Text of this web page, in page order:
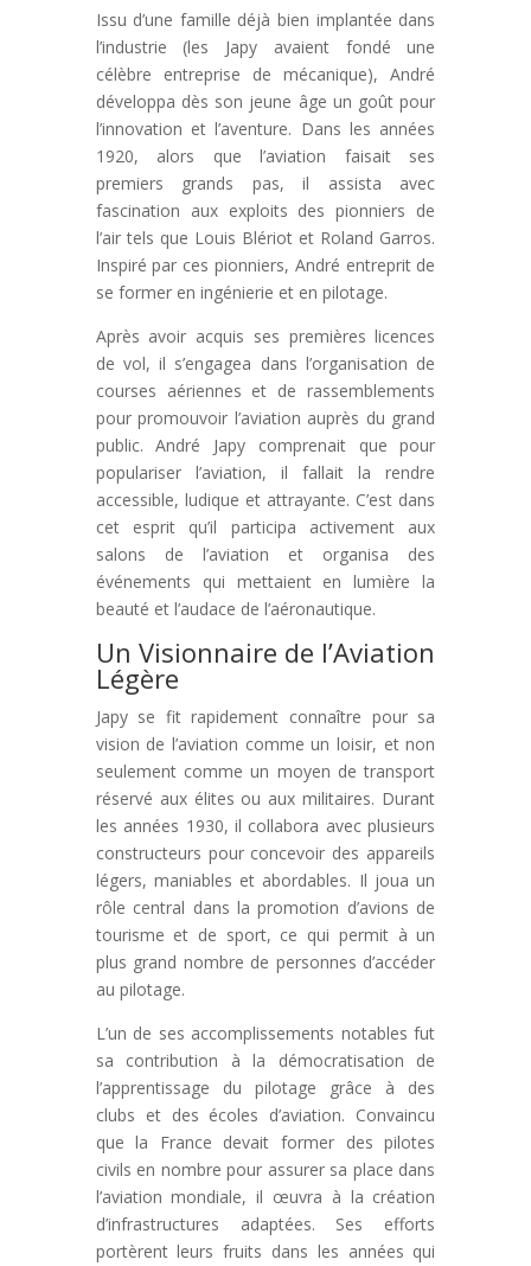
Issu d’une famille déjà bien implantée dans
l’industrie (les Japy avaient fondé une
célèbre entreprise de mécanique), André
développa dès son jeune âge un goût pour
l’innovation et l’aventure. Dans les années
1920, alors que l’aviation faisait ses
premiers grands pas, il assista avec
fascination aux exploits des pionniers de
l’air tels que Louis Blériot et Roland Garros.
Inspiré par ces pionniers, André entreprit de
se former en ingénierie et en pilotage.
Après avoir acquis ses premières licences
de vol, il s’engagea dans l’organisation de
courses aériennes et de rassemblements
pour promouvoir l’aviation auprès du grand
public. André Japy comprenait que pour
populariser l’aviation, il fallait la rendre
accessible, ludique et attrayante. C’est dans
cet esprit qu’il participa activement aux
salons de l’aviation et organisa des
événements qui mettaient en lumière la
beauté et l’audace de l’aéronautique.
Un Visionnaire de l’Aviation
Légère
Japy se fit rapidement connaître pour sa
vision de l’aviation comme un loisir, et non
seulement comme un moyen de transport
réservé aux élites ou aux militaires. Durant
les années 1930, il collabora avec plusieurs
constructeurs pour concevoir des appareils
légers, maniables et abordables. Il joua un
rôle central dans la promotion d’avions de
tourisme et de sport, ce qui permit à un
plus grand nombre de personnes d’accéder
au pilotage.
L’un de ses accomplissements notables fut
sa contribution à la démocratisation de
l’apprentissage du pilotage grâce à des
clubs et des écoles d’aviation. Convaincu
que la France devait former des pilotes
civils en nombre pour assurer sa place dans
l’aviation mondiale, il œuvra à la création
d’infrastructures adaptées. Ses efforts
portèrent leurs fruits dans les années qui